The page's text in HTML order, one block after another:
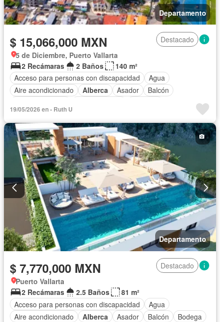
Departamento
$ 15,066,000 MXN
Destacado
5 de Diciembre, Puerto Vallarta
2 Recámaras
2 Baños
140 m²
Acceso para personas con discapacidad
Agua
Aire acondicionado
Alberca Asador
Balcón
Cuarto de servicio
Estacionamiento
Gimnasio Internet Jacuzzi
Jardín
Recámara con closet
Azotea
Seguridad
Televisión por cable
Terraza Vista panorámica
Zonas verdes
Sin amueblar
19/05/2026 en - Ruth U
Departamento
$ 7,770,000 MXN
Destacado
Puerto Vallarta
2 Recámaras
2.5 Baños
81 m²
Acceso para personas con discapacidad
Agua
Aire acondicionado
Alberca Asador Balcón
Bodega